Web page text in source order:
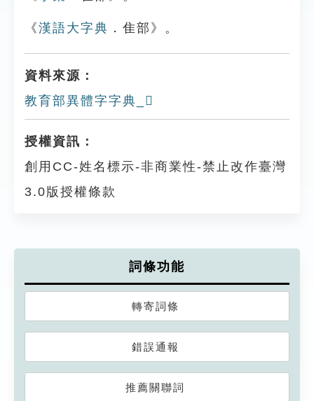
《漢語大字典 ．隹部》。
資料來源：
教育部異體字字典_𨾚
授權資訊：
創用CC-姓名標示-非商業性-禁止改作臺灣
3.0版授權條款
詞條功能
轉寄詞條
錯誤通報
推薦關聯詞